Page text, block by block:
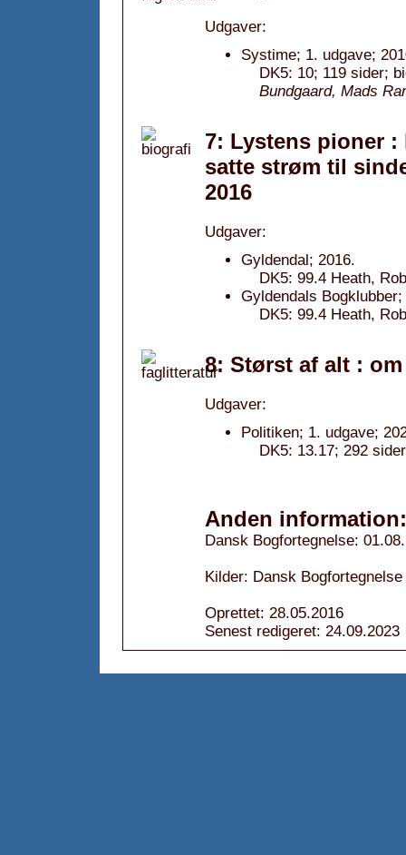
Udgaver:
Systime; 1. udgave;
DK5: 10; 119 sider;
Bundgaard, Mads
7: Lystens pioner
satte strøm til
2016
Udgaver:
Gyldendal; 2016.
DK5: 99.4 Heath,
Gyldendals
DK5: 99.4 Heath,
8: Størst af alt :
Udgaver:
Politiken; 1. udgave;
DK5: 13.17; 292
Anden information:
Dansk Bogfortegnelse:
Kilder: Dansk Bogfortegnelse
Oprettet: 28.05.2016
Senest redigeret: 24.09.2023